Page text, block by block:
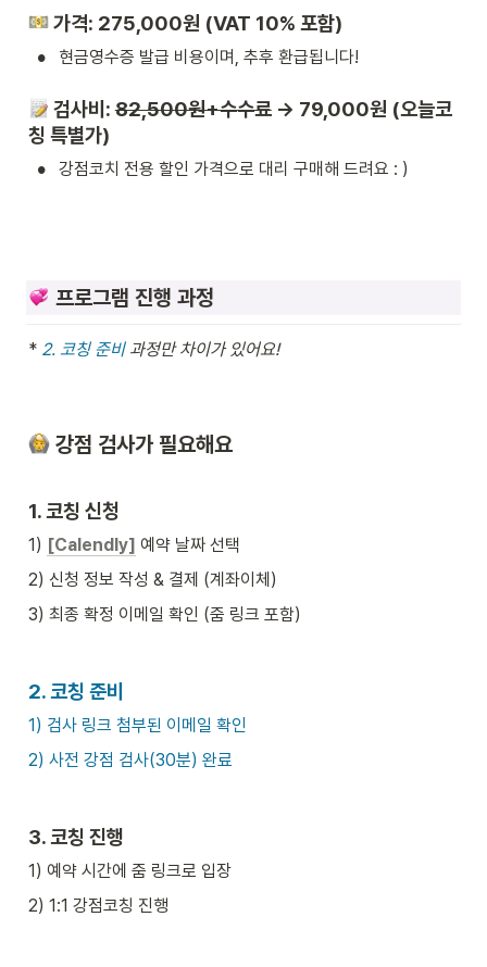
가격: 275,000원 (VAT 10% 포함)
• 현금영수증 발급 비용이며, 추후 환급됩니다!
검사비: 82,500원+수수료 → 79, 000원 (오늘코
칭 특별가)
• 강점코치 전용 할인 가격으로 대리 구매해 드려요 : )
프로그램 진행 과정
* 2. 코칭 준비 과정만 차이가 있어요!
강점 검사가 필요해요
1. 코칭 신청
1) [Calendly] 예약 날짜 선택
2) 신청 정보 작성 & 결제 (계좌이체)
3) 최종 확정 이메일 확인 (줌 링크 포함)
2. 코칭 준비
1) 검사 링크 첨부된 이메일 확인
2) 사전 강점 검사(30분) 완료
3. 코칭 진행
1) 예약 시간에 줌 링크로 입장
2) 1:1 강점코칭 진행